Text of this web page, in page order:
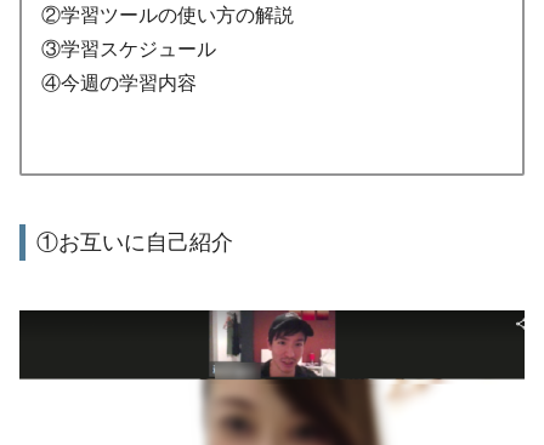
②学習ツールの使い方の解説
③学習スケジュール
④今週の学習内容
①お互いに自己紹介